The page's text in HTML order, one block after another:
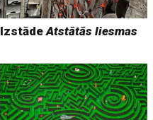
IzstādeAtstātās liesmas